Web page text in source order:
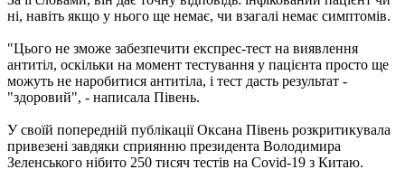
ні, навіть якщо у нього ще немає, чи взагалі немає симптомів.
"Цього не зможе забезпечити експрес-тест на виявлення
антитіл, оскільки на момент тестування у пацієнта просто ще
можуть не наробитися антитіла, і тест дасть результат -
"здоровий", - написала Півень.
У своїй попередній публікації Оксана Півень розкритикувала
привезені завдяки сприянню президента Володимира
Зеленського нібито 250 тисяч тестів на Covid-19 з Китаю.